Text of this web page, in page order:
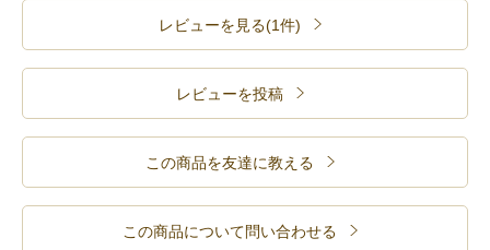
レビューを見る(1件)
レビューを投稿
この商品を友達に教える
この商品について問い合わせる